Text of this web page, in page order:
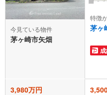
今見ている物件
茅ヶ崎市矢畑
特徴
茅ヶ
3,980万円